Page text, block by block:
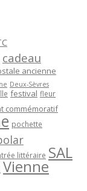
cadeau
ancienne
Deux-Sèvres
festival fleur
commémoratif
pochette
littéraire SAL
Vienne